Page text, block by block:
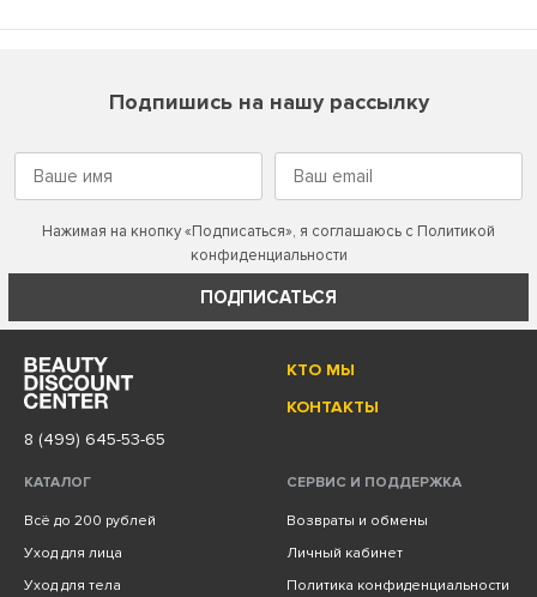
Подпишись на нашу рассылку
Нажимая на кнопку «Подписаться», я соглашаюсь с Политикой
конфиденциальности
ПОДПИСАТЬСЯ
КТО МЫ
КОНТАКТЫ
8 (499) 645-53-65
КАТАЛОГ
Всё до 200 рублей
Уход для лица
Уход для тела
СЕРВИС И ПОДДЕРЖКА
Возвраты и обмены
Личный кабинет
Политика конфиденциальности